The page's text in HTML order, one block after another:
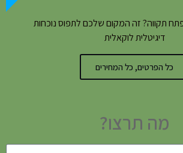
תקווה? זה המקום שלכם לתפוס נוכחות
דיגיטלית לוקאלית
כל הפרטים, כל המחירים
מה תרצו?